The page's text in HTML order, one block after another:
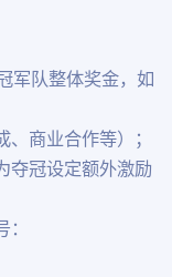
军队整体奖金，如
商业合作等）；
夺冠设定额外激励